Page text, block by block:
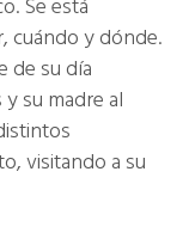
Se está
cuándo y dónde.
de su día
su madre al
visitando a su